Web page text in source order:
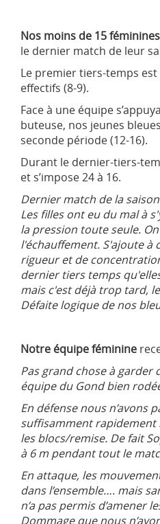
Nos moins de 15 féminines
le dernier match de leur
Le premier tiers-temps
effectifs (8-9).
Face à une équipe
buteuse, nos jeunes
seconde période (12-16).
Durant le dernier-tiers-
et s’impose 24 à 16.
Dernier match de la
Les filles ont eu du mal à
la pression toute seule.
l'échauffement. S'ajoute à
rigueur et de
dernier tiers temps
mais c'est déjà trop tard,
Défaite logique de nos
Notre équipe féminine
Pas grand chose à garder
équipe du Gond bien
En défense nous n’avons
suffisamment
les blocs/remise. De fait
à 6 m pendant tout le
En attaque, les
dans l’ensemble…. mais
n’a pas permis d’amener
Dommage que nous